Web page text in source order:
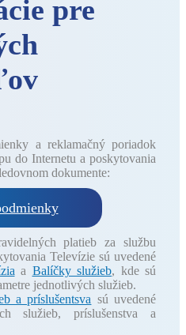
pre
a reklamačný poriadok
do Internetu a poskytovania
dokumente:
platieb za službu
Televízie sú uvedené
a Balíčky služieb, kde sú
jednotlivých služieb.
a príslušentsva sú uvedené
služieb, príslušenstva a